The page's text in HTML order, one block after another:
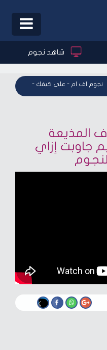
Toggle
شاهد نجوم
-نجوم اف ام - على كيفك نجوم
المذيعة
جاوبت إزاي